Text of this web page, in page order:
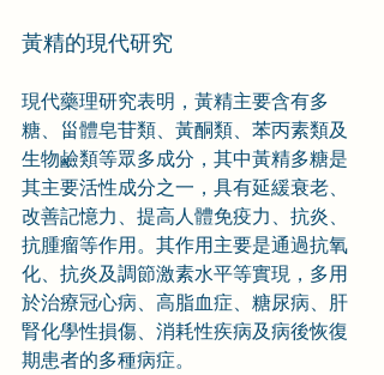
黃精的現代研究
現代藥理研究表明，黃精主要含有多
糖、甾體皂苷類、黃酮類、苯丙素類及
生物鹼類等眾多成分，其中黃精多糖是
其主要活性成分之一，具有延緩衰老、
改善記憶力、提高人體免疫力、抗炎、
抗腫瘤等作用。其作用主要是通過抗氧
化、抗炎及調節激素水平等實現，多用
於治療冠心病、高脂血症、糖尿病、肝
腎化學性損傷、消耗性疾病及病後恢復
期患者的多種病症。